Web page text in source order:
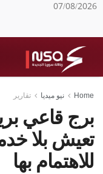
07/08/2026
Home نيو ميديا تقارير
برج قاعي
تعيش بلا
للاهتمام بها